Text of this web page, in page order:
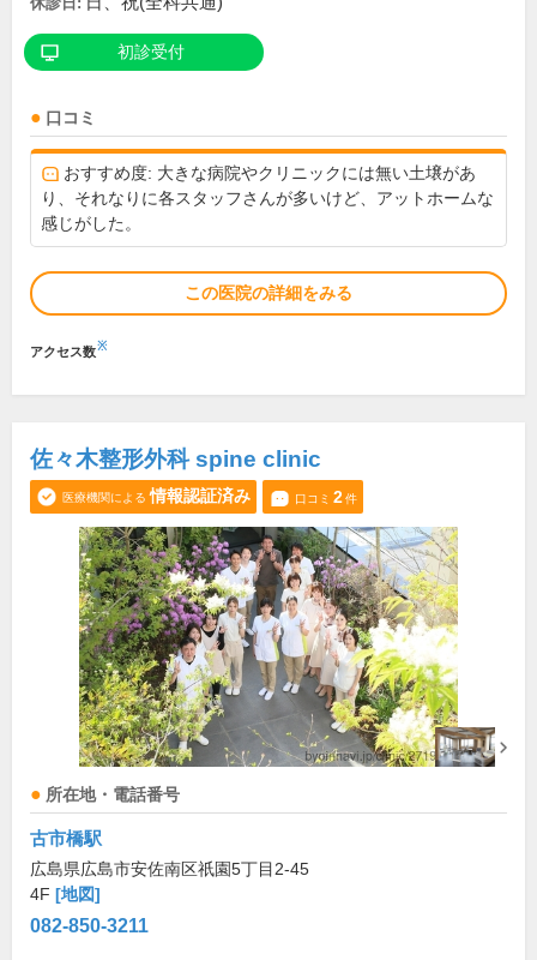
初診受付
口コミ
おすすめ度: 大きな病院やクリニックには無い土壌があ
り、それなりに各スタッフさんが多いけど、アットホームな
感じがした。
この医院の詳細をみる
アクセス数※
佐々木整形外科 spine clinic
医療機関による 情報認証済み 口コミ 2件
所在地・電話番号
古市橋駅
広島県広島市安佐南区祇園5丁目2-45
4F [地図]
082-850-3211